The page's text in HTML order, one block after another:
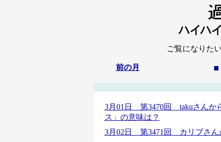
ご覧になりた
前の月 ■
3月01日 第3470回 takuさんか
ス」の意味は？
3月02日 第3471回 カリブさん